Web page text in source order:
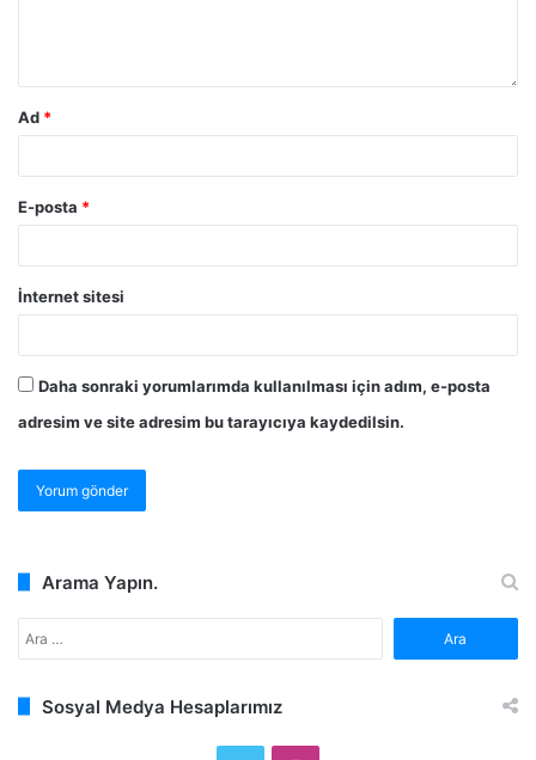
Ad *
E-posta *
İnternet sitesi
Daha sonraki yorumlarımda kullanılması için adım, e-posta
adresim ve site adresim bu tarayıcıya kaydedilsin.
Arama Yapın.
Sosyal Medya Hesaplarımız